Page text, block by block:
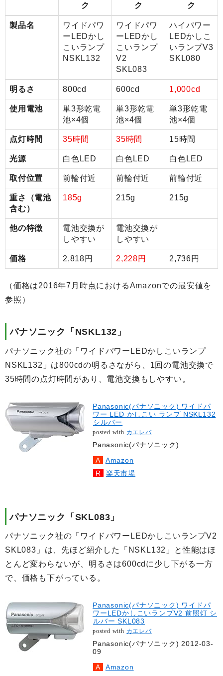
ク
ク
ク
製品名
ワイドパワ
ーLEDかし
こいランプ
NSKL132
ワイドパワ
ーLEDかし
こいランプ
V2
SKL083
ハイパワー
LEDかしこ
いランプV3
SKL080
明るさ 800cd 600cd 1,000cd
使用電池
単3形乾電
池×4個
単3形乾電
池×4個
単3形乾電
池×4個
点灯時間 35時間 35時間 15時間
光源 白色LED 白色LED 白色LED
取付位置 前輪付近 前輪付近 前輪付近
重さ（電池
含む）
185g 215g 215g
他の特徴
電池交換が
しやすい
電池交換が
しやすい
価格 2,818円 2,228円 2,736円
（価格は2016年7月時点におけるAmazonでの最安値を
参照）
パナソニック「NSKL132」
パナソニック社の「ワイドパワーLEDかしこいランプ
NSKL132」は800cdの明るさながら、1回の電池交換で
35時間の点灯時間があり、電池交換もしやすい。
Panasonic(パナソニック) ワイドパ
ワー LED かしこい ランプ NSKL132
シルバー
posted with カエレバ
Panasonic(パナソニック)
Amazon
楽天市場
パナソニック「SKL083」
パナソニック社の「ワイドパワーLEDかしこいランプV2
SKL083」は、先ほど紹介した「NSKL132」と性能はほ
とんど変わらないが、明るさは600cdに少し下がる一方
で、価格も下がっている。
Panasonic(パナソニック) ワイドパ
ワーLEDかしこいランプV2 前照灯 シ
ルバー SKL083
posted with カエレバ
Panasonic(パナソニック) 2012-03-
09
Amazon